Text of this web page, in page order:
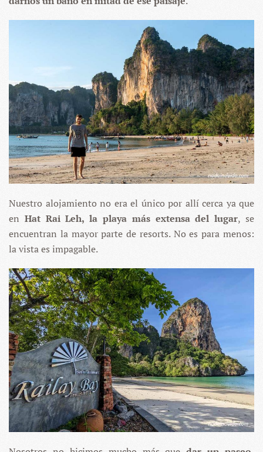
Nuestro alojamiento no era el único por allí cerca ya que
en Hat Rai Leh, la playa más extensa del lugar, se
encuentran la mayor parte de resorts. No es para menos:
la vista es impagable.